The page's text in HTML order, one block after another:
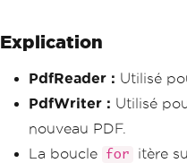
with open
    output
.write(
Explication
PdfReader : Utilisé
PdfWriter : Utilisé
nouveau PDF.
La boucle
for
itère